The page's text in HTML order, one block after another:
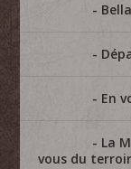
En
La
vous du terroir